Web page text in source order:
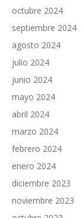
octubre 2024
septiembre 2024
agosto 2024
julio 2024
junio 2024
mayo 2024
abril 2024
marzo 2024
febrero 2024
enero 2024
diciembre 2023
noviembre 2023